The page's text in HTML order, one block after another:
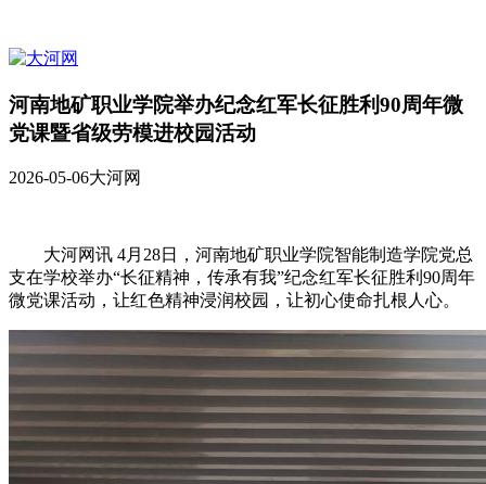
河南地矿职业学院举办纪念红军长征胜利90周年微
党课暨省级劳模进校园活动
2026-05-06大河网
大河网讯 4月28日，河南地矿职业学院智能制造学院党总
支在学校举办“长征精神，传承有我”纪念红军长征胜利90周年
微党课活动，让红色精神浸润校园，让初心使命扎根人心。